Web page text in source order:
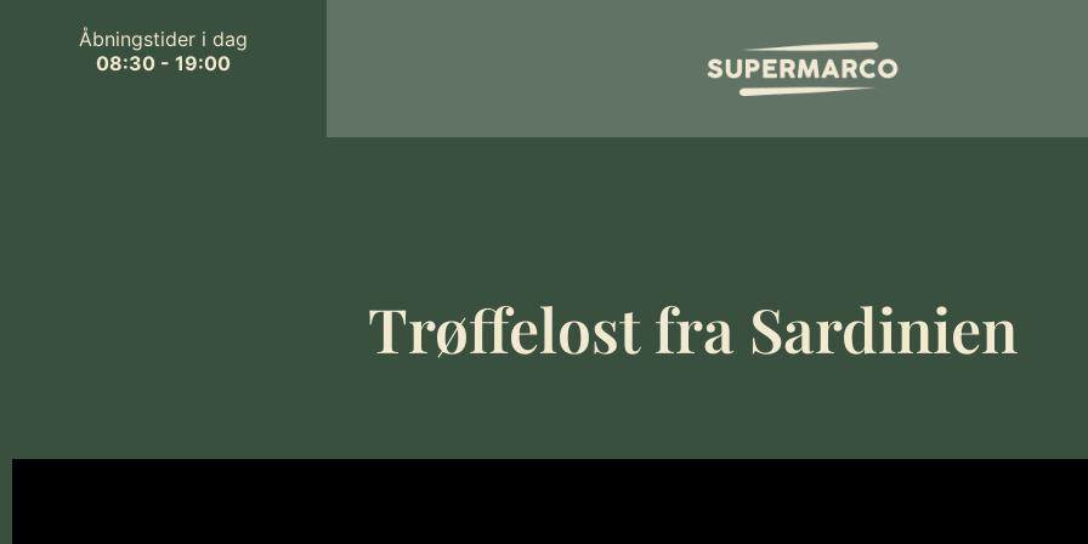
Åbningstider i dag
08:30 - 19:00
Trøffelost fra Sardinien